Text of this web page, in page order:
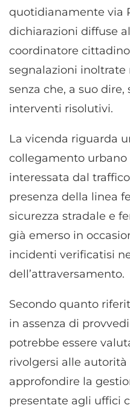
quotidianamente via
dichiarazioni diffuse
coordinatore
segnalazioni
senza che, a suo
interventi risolutivi.
La vicenda riguarda
collegamento
interessata dal
presenza della linea
sicurezza stradale e
già emerso in
incidenti verificatisi
dell’attraversamento.
Secondo quanto
in assenza di
potrebbe essere
rivolgersi alle
approfondire la
presentate agli uffici